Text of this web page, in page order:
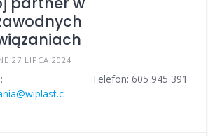
27 LIPCA 2024
Telefon: 605 945 391